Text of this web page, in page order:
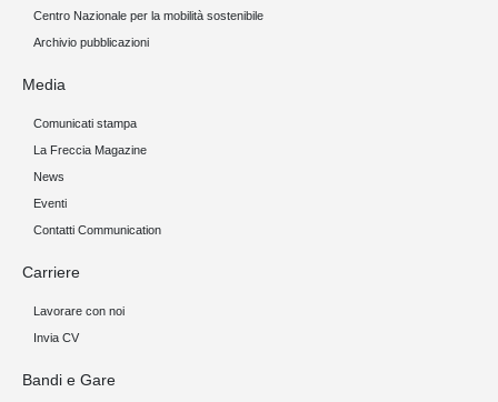
Centro Nazionale per la mobilità sostenibile
Archivio pubblicazioni
Media
Comunicati stampa
La Freccia Magazine
News
Eventi
Contatti Communication
Carriere
Lavorare con noi
Invia CV
Bandi e Gare